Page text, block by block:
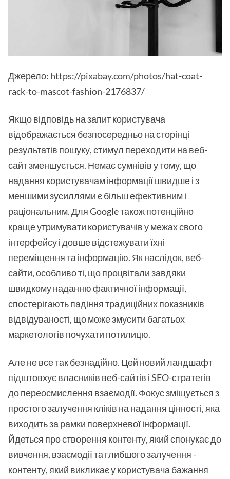
Джерело: https://pixabay.com/photos/hat-coat-
rack-to-mascot-fashion-2176837/
Якщо відповідь на запит користувача
відображається безпосередньо на сторінці
результатів пошуку, стимул переходити на веб-
сайт зменшується. Немає сумнівів у тому, що
надання користувачам інформації швидше і з
меншими зусиллями є більш ефективним і
раціональним. Для Google також потенційно
краще утримувати користувачів у межах свого
інтерфейсу і довше відстежувати їхні
переміщення та інформацію. Як наслідок, веб-
сайти, особливо ті, що процвітали завдяки
швидкому наданню фактичної інформації,
спостерігають падіння традиційних показників
відвідуваності, що може змусити багатьох
маркетологів почухати потилицю.
Але не все так безнадійно. Цей новий ландшафт
підштовхує власників веб-сайтів і SEO-стратегів
до переосмислення взаємодії. Фокус зміщується з
простого залучення кліків на надання цінності, яка
виходить за рамки поверхневої інформації.
Йдеться про створення контенту, який спонукає до
вивчення, взаємодії та глибшого залучення -
контенту, який викликає у користувача бажання